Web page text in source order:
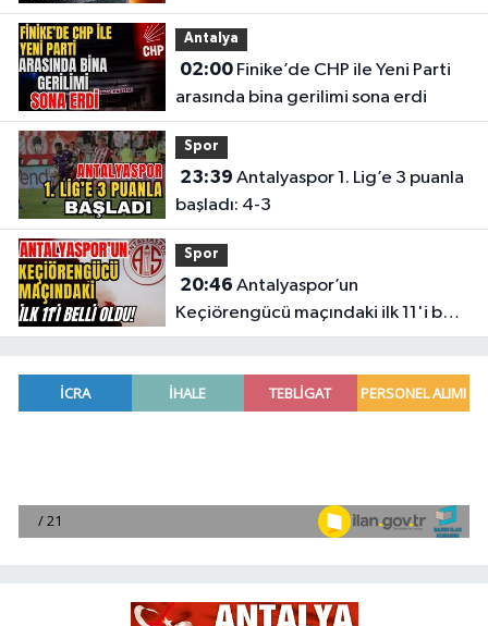
Antalya
02:00Finike’de CHP ile Yeni Parti
arasında bina gerilimi sona erdi
Spor
23:39
başladı: 4-3
Spor
20:46
Keçiörengücü maçındaki ilk 11'i belli
oldu!